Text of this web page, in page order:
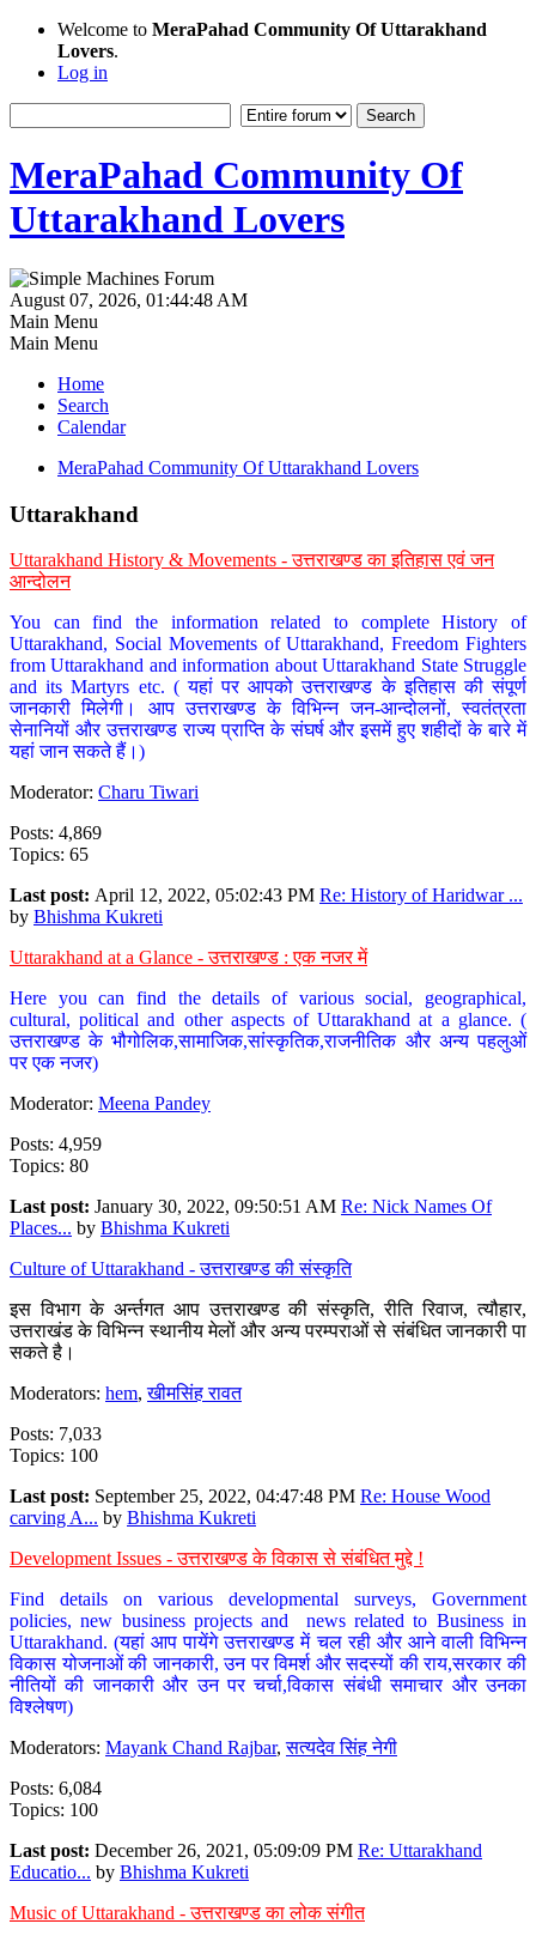
Welcome to MeraPahad Community Of Uttarakhand
Lovers.
Log in
MeraPahad Community Of
Uttarakhand Lovers
August 07, 2026, 01:44:48 AM
Main Menu
Main Menu
Home
Search
Calendar
MeraPahad Community Of Uttarakhand Lovers
Uttarakhand
Uttarakhand History & Movements - उत्तराखण्ड का इतिहास एवं जन
आन्दोलन
You can find the information related to complete History of
Uttarakhand, Social Movements of Uttarakhand, Freedom Fighters
from Uttarakhand and information about Uttarakhand State Struggle
and its Martyrs etc. ( यहां पर आपको उत्तराखण्ड के इतिहास की संपूर्ण
जानकारी मिलेगी। आप उत्तराखण्ड के विभिन्न जन-आन्दोलनों, स्वतंत्रता
सेनानियों और उत्तराखण्ड राज्य प्राप्ति के संघर्ष और इसमें हुए शहीदों के बारे में
यहां जान सकते हैं।)
Moderator: Charu Tiwari
Posts: 4,869
Topics: 65
Last post: April 12, 2022, 05:02:43 PM Re: History of Haridwar ...
by Bhishma Kukreti
Uttarakhand at a Glance - उत्तराखण्ड : एक नजर में
Here you can find the details of various social, geographical,
cultural, political and other aspects of Uttarakhand at a glance. (
उत्तराखण्ड के भौगोलिक,सामाजिक,सांस्कृतिक,राजनीतिक और अन्य पहलुओं
पर एक नजर)
Moderator: Meena Pandey
Posts: 4,959
Topics: 80
Last post: January 30, 2022, 09:50:51 AM Re: Nick Names Of
Places... by Bhishma Kukreti
Culture of Uttarakhand - उत्तराखण्ड की संस्कृति
इस विभाग के अर्न्तगत आप उत्तराखण्ड की संस्कृति, रीति रिवाज, त्यौहार,
उत्तराखंड के विभिन्न स्थानीय मेलों और अन्य परम्पराओं से संबंधित जानकारी पा
सकते है।
Moderators: hem,खीमसिंह रावत
Posts: 7,033
Topics: 100
Last post: September 25, 2022, 04:47:48 PM Re: House Wood
carving A... by Bhishma Kukreti
Development Issues - उत्तराखण्ड के विकास से संबंधित मुद्दे !
Find details on various developmental surveys, Government
policies, new business projects and news related to Business in
Uttarakhand. (यहां आप पायेंगे उत्तराखण्ड में चल रही और आने वाली विभिन्न
विकास योजनाओं की जानकारी, उन पर विमर्श और सदस्यों की राय,सरकार की
नीतियों की जानकारी और उन पर चर्चा,विकास संबंधी समाचार और उनका
विश्लेषण)
Moderators: Mayank Chand Rajbar,सत्यदेव सिंह नेगी
Posts: 6,084
Topics: 100
Last post: December 26, 2021, 05:09:09 PM Re: Uttarakhand
Educatio... by Bhishma Kukreti
Music of Uttarakhand - उत्तराखण्ड का लोक संगीत